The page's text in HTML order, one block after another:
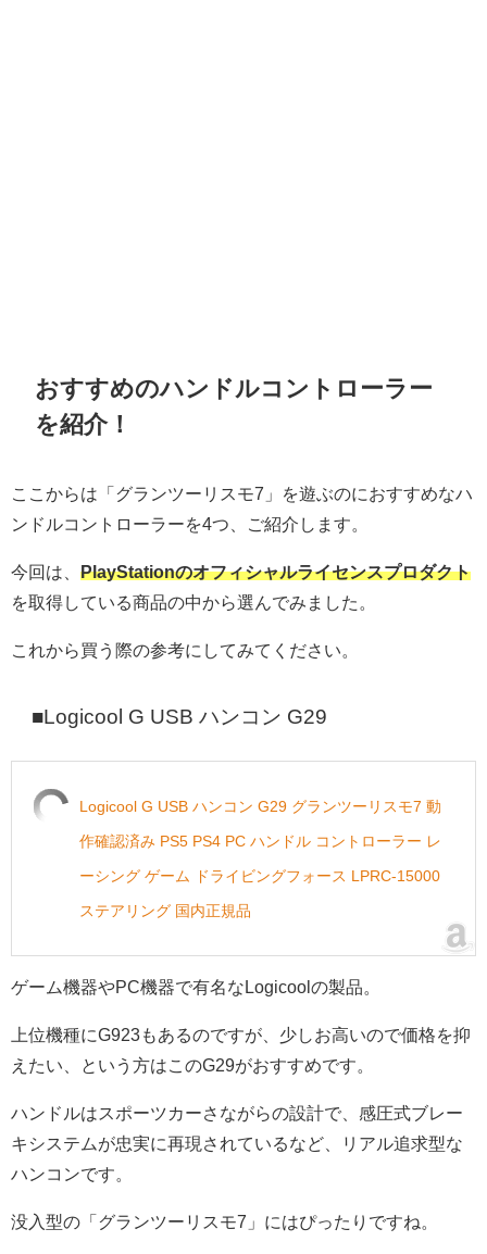
おすすめのハンドルコントローラー
を紹介！
ここからは「 グランツーリスモ7」を遊ぶのにおすすめなハ
ンドルコントローラーを4つ、ご紹介します。
今回は、 PlayStationのオフィシャルライセンスプロダクト
を取得している商品の中から選んでみました。
これから買う際の参考にしてみてください。
■Logicool G USB ハンコン G29
Logicool G USB ハンコン G29 グランツーリスモ7 動
作確認済み PS5 PS4 PC ハンドル コントローラー レ
ーシング ゲーム ドライビングフォース LPRC-15000
ステアリング 国内正規品
ゲーム機器やPC機器で有名なLogicoolの製品。
上位機種にG923もあるのですが、少しお高いので価格を抑
えたい、という方はこのG29がおすすめです。
ハンドルはスポーツカーさながらの設計で、感圧式ブレー
キシステムが忠実に再現されているなど、リアル追求型な
ハンコンです。
没入型の「グランツーリスモ7」にはぴったりですね。